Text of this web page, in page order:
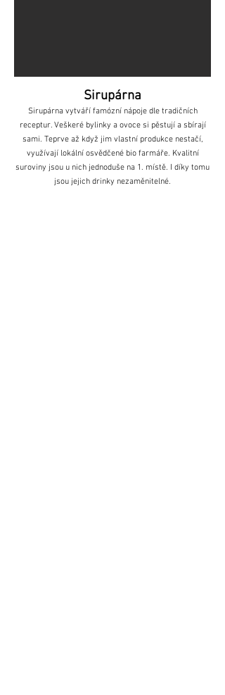
Sirupárna
Sirupárna vytváří famózní nápoje dle tradičních
receptur. Veškeré bylinky a ovoce si pěstují a sbírají
sami. Teprve až když jim vlastní produkce nestačí,
využívají lokální osvědčené bio farmáře. Kvalitní
suroviny jsou u nich jednoduše na 1. místě. I díky tomu
jsou jejich drinky nezaměnitelné.